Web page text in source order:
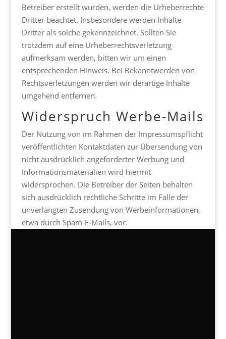
Betreiber erstellt wurden, werden die Urheberrechte
Dritter beachtet. Insbesondere werden Inhalte
Dritter als solche gekennzeichnet. Sollten Sie
trotzdem auf eine Urheberrechtsverletzung
aufmerksam werden, bitten wir um einen
entsprechenden Hinweis. Bei Bekanntwerden von
Rechtsverletzungen werden wir derartige Inhalte
umgehend entfernen.
Widerspruch Werbe-Mails
Der Nutzung von im Rahmen der Impressumspflicht
veröffentlichten Kontaktdaten zur Übersendung von
nicht ausdrücklich angeforderter Werbung und
Informationsmaterialien wird hiermit
widersprochen. Die Betreiber der Seiten behalten
sich ausdrücklich rechtliche Schritte im Falle der
unverlangten Zusendung von Werbeinformationen,
etwa durch Spam-E-Mails, vor.